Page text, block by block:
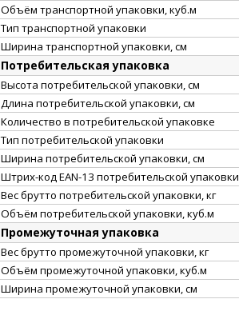
Объём транспортной упаковки, куб.м
Тип транспортной упаковки
Ширина транспортной упаковки, см
Потребительская упаковка
Высота потребительской упаковки, см
Длина потребительской упаковки, см
Количество в потребительской упаковке
Тип потребительской упаковки
Ширина потребительской упаковки, см
Штрих-код EAN-13 потребительской упаковки
Вес брутто потребительской упаковки, кг
Объём потребительской упаковки, куб.м
Промежуточная упаковка
Вес брутто промежуточной упаковки, кг
Объём промежуточной упаковки, куб.м
Ширина промежуточной упаковки, см